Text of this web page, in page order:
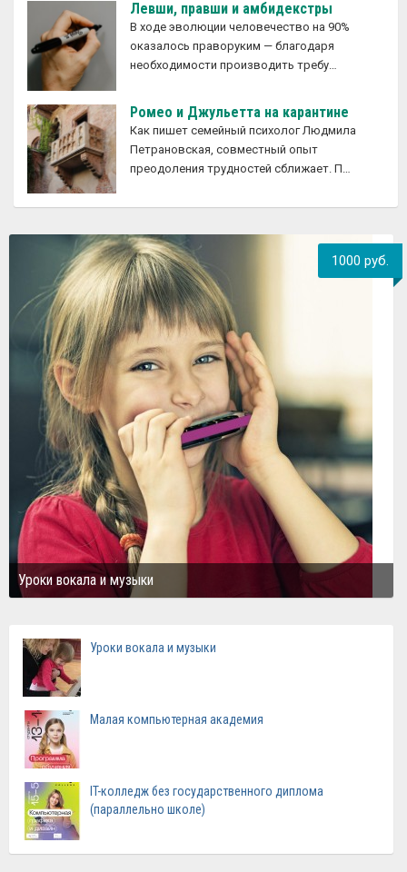
Левши, правши и амбидекстры
В ходе эволюции человечество на 90%
оказалось праворуким — благодаря
необходимости производить требу…
Ромео и Джульетта на карантине
Как пишет семейный психолог Людмила
Петрановская, совместный опыт
преодоления трудностей сближает. П…
1000 руб.
Уроки вокала и музыки
Уроки вокала и музыки
Малая компьютерная академия
IT-колледж без государственного диплома
(параллельно школе)